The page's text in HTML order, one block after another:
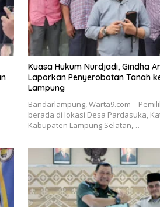
Kuasa Hukum Nurdjadi, Gindha
Laporkan Penyerobotan Tanah
Lampung
Bandarlampung, Warta9.com –
berada di lokasi Desa Pardasuka,
Kabupaten Lampung Selatan,…